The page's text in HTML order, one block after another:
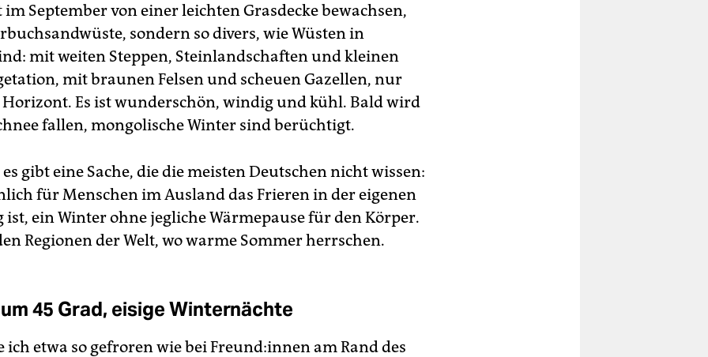
im September von einer leichten Grasdecke bewachsen,
sondern so divers, wie Wüsten in
mit weiten Steppen, Steinlandschaften und kleinen
mit braunen Felsen und scheuen Gazellen, nur
Es ist wunderschön, windig und kühl. Bald wird
fallen, mongolische Winter sind berüchtigt.
gibt eine Sache, die die meisten Deutschen nicht wissen:
für Menschen im Ausland das Frieren in der eigenen
ist, ein Winter ohne jegliche Wärmepause für den Körper.
Regionen der Welt, wo warme Sommer herrschen.
45 Grad, eisige Winternächte
ich etwa so gefroren wie bei Freun­d:in­nen am Rand des